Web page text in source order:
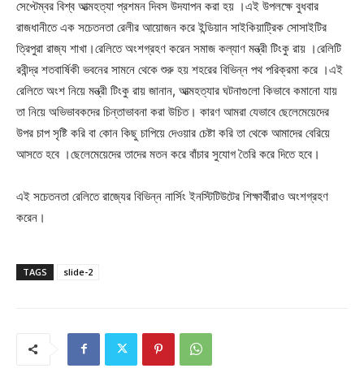
সেপ্টেম্বর বিশ্ব আত্মহত্যা প্রশমন দিবস উদযাপন করা হয় ।এই উপলক্ষে বুধবার
রাজধানীতে এক সচেতনতা রেলীর আয়োজন করে ইন্ডিয়ান সাইকিয়াট্রিক সোসাইটির
ত্রিপুরা রাজ্য শাখা।রেলিতে অংশগ্রহণ করেন সমাজ কল্যাণ মন্ত্রী টিংকু রায় ।রেলিটি
রবীন্দ্র শতবার্ষিকী ভবনের সামনে থেকে শুরু হয় শহরের বিভিন্ন পথ পরিক্রমা করে ।এই
রেলিতে অংশ নিয়ে মন্ত্রী টিংকু রায় জানান, আত্মহত্যার ঘটনাগুলো কিভাবে কমানো যায়
তা নিয়ে অভিভাবকদের চিন্তাভাবনা করা উচিত। কারণ আমরা যেভাবে ছেলেমেয়েদের
উপর চাপ সৃষ্টি করি বা কোন কিছু চাপিয়ে দেওয়ার চেষ্টা করি তা থেকে আমাদের বেরিয়ে
আসতে হবে ।ছেলেমেয়েদের তাদের মতন করে বাঁচার সুযোগ তৈরি করে দিতে হবে।
এই সচেতনতা রেলিতে রাজ্যের বিভিন্ন নার্সিং ইনস্টিটিউটের শিক্ষার্থীরাও অংশগ্রহণ
করেন।
TAGS slide-2